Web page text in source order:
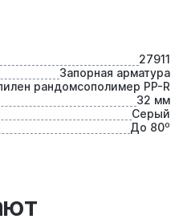
27911
Запорная арматура
рандомсополимер PP-R
32 мм
Серый
До 80⁰